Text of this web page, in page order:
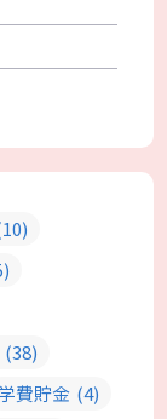
(38)
学費貯金 (4)